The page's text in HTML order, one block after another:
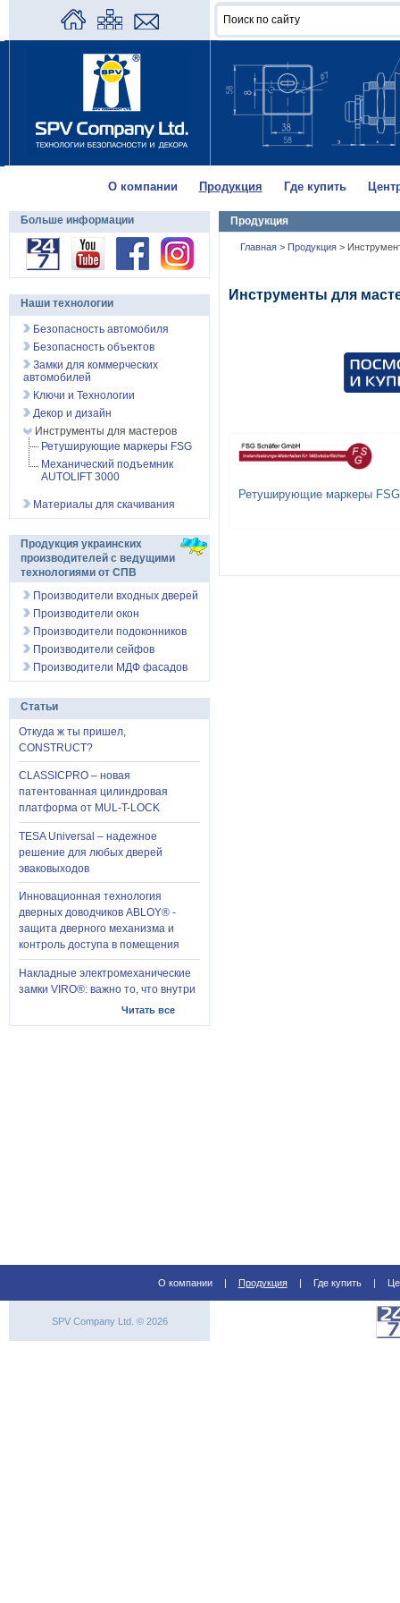
О компании Продукция Где купить
Продукция
Главная > Продукция >
Инструменты для
Ретуширующие маркеры FSG
Больше информации
Наши технологии
Безопасность автомобиля
Безопасность объектов
Замки для коммерческих
автомобилей
Ключи и Технологии
Декор и дизайн
Инструменты для мастеров
Ретуширующие маркеры FSG
Механический подъемник
AUTOLIFT 3000
Материалы для скачивания
Продукция украинских
производителей с ведущими
технологиями от СПВ
Производители входных дверей
Производители окон
Производители подоконников
Производители сейфов
Производители МДФ фасадов
Статьи
Откуда ж ты пришел,
CONSTRUCT?
CLASSICPRO – новая
патентованная цилиндровая
платформа от MUL-T-LOCK
TESA Universal – надежное
решение для любых дверей
эваковыходов
Инновационная технология
дверных доводчиков ABLOY® -
защита дверного механизма и
контроль доступа в помещения
Накладные электромеханические
замки VIRO®: важно то, что внутри
Читать все
О компании | Продукция | Где купить |
SPV Company Ltd. © 2026